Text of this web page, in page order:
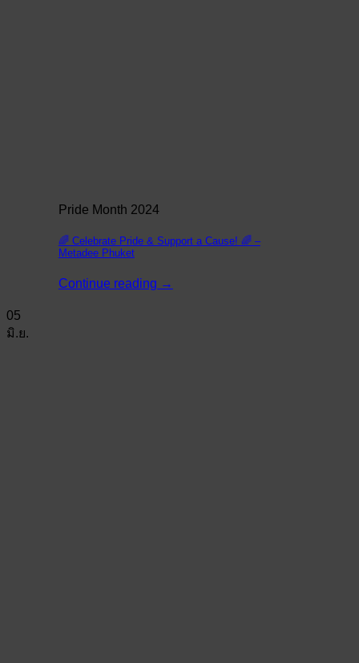
Pride Month 2024
🌈 Celebrate Pride & Support a Cause! 🌈 –
Metadee Phuket
Continue reading →
05
มิ.ย.